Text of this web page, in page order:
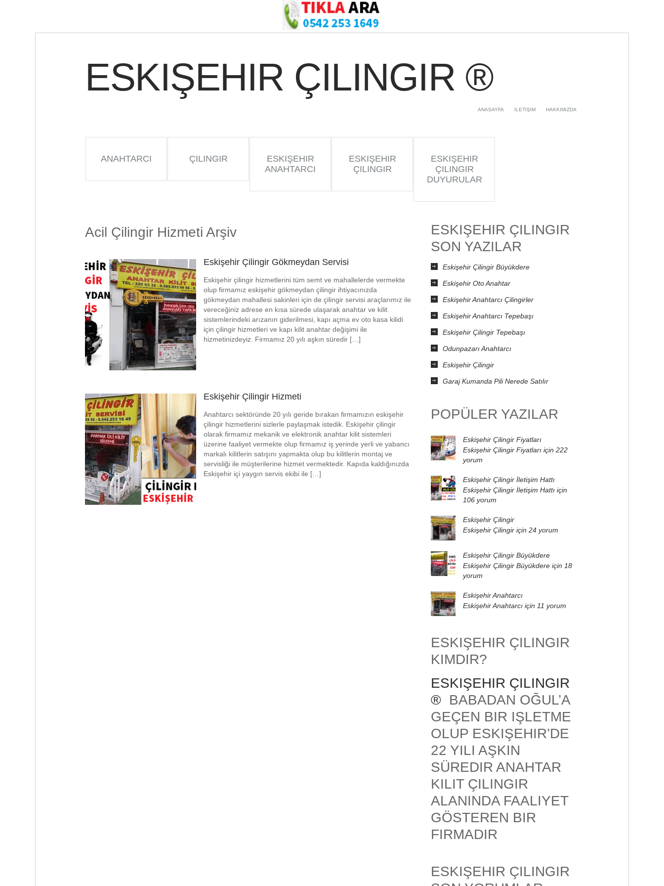
ESKIŞEHIR ÇILINGIR ®
ANASAYFA İLETIŞIM HAKKIMIZDA
ANAHTARCI ÇILINGIR
ESKIŞEHIR
ANAHTARCI
ESKIŞEHIR
ÇILINGIR
ESKIŞEHIR
ÇILINGIR
DUYURULAR
Acil Çilingir Hizmeti Arşiv
Eskişehir Çilingir Gökmeydan Servisi
Eskişehir çilingir hizmetlerini tüm semt ve mahallelerde vermekte
olup firmamız eskişehir gökmeydan çilingir ihtiyacınızda
gökmeydan mahallesi sakinleri için de çilingir servisi araçlarımız ile
vereceğiniz adrese en kısa sürede ulaşarak anahtar ve kilit
sistemlerindeki arızanın giderilmesi, kapı açma ev oto kasa kilidi
için çilingir hizmetleri ve kapı kilit anahtar değişimi ile
hizmetinizdeyiz. Firmamız 20 yılı aşkın süredir […]
Eskişehir Çilingir Hizmeti
Anahtarcı sektöründe 20 yılı geride bırakan firmamızın eskişehir
çilingir hizmetlerini sizlerle paylaşmak istedik. Eskişehir çilingir
olarak firmamız mekanik ve elektronik anahtar kilit sistemleri
üzerine faaliyet vermekte olup firmamız iş yerinde yerli ve yabancı
markalı kilitlerin satışını yapmakta olup bu kilitlerin montaj ve
servisliği ile müşterilerine hizmet vermektedir. Kapıda kaldığınızda
Eskişehir içi yaygın servis ekibi ile […]
ESKIŞEHIR ÇILINGIR
SON YAZILAR
Eskişehir Çilingir Büyükdere
Eskişehir Oto Anahtar
Eskişehir Anahtarcı Çilingirler
Eskişehir Anahtarcı Tepebaşı
Eskişehir Çilingir Tepebaşı
Odunpazarı Anahtarcı
Eskişehir Çilingir
Garaj Kumanda Pili Nerede Satılır
POPÜLER YAZILAR
Eskişehir Çilingir Fiyatları
Eskişehir Çilingir Fiyatları için 222
yorum
Eskişehir Çilingir İletişim Hattı
Eskişehir Çilingir İletişim Hattı için
106 yorum
Eskişehir Çilingir
Eskişehir Çilingir için 24 yorum
Eskişehir Çilingir Büyükdere
Eskişehir Çilingir Büyükdere için 18
yorum
Eskişehir Anahtarcı
Eskişehir Anahtarcı için 11 yorum
ESKIŞEHIR ÇILINGIR
KIMDIR?
ESKIŞEHIR ÇILINGIR
® BABADAN OĞUL’A
GEÇEN BIR IŞLETME
OLUP ESKIŞEHIR’DE
22 YILI AŞKIN
SÜREDIR ANAHTAR
KILIT ÇILINGIR
ALANINDA FAALIYET
GÖSTEREN BIR
FIRMADIR
ESKIŞEHIR ÇILINGIR